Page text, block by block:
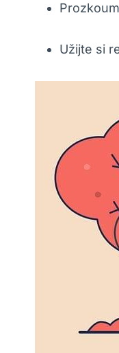
Užijte si